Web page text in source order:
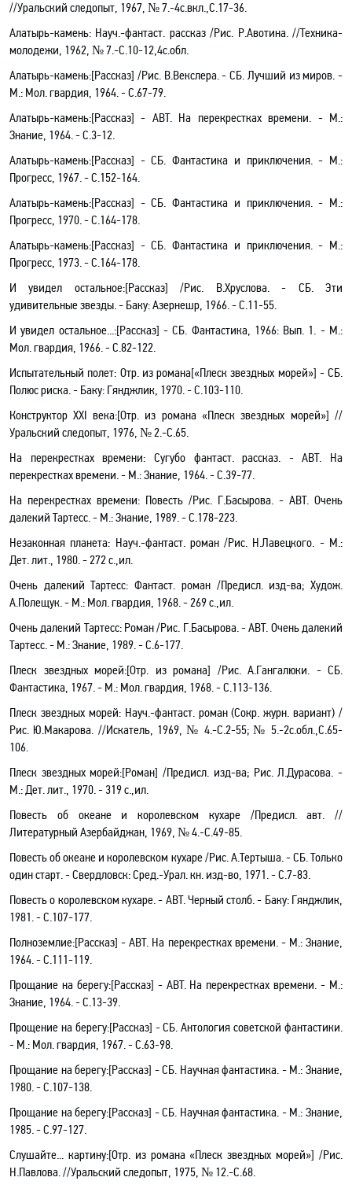
//Уральский следопыт, 1967, № 7.-4с.вкл.,С.17-36.
Алатырь-камень: Науч.-фантаст. рассказ /Рис. Р.Авотина. //Техника-
молодежи, 1962, № 7.-С.10-12,4с.обл.
Алатырь-камень:[Рассказ] /Рис. В.Векслера. - СБ. Лучший из миров. -
М.: Мол.гвардия, 1964. - С.67-79.
Алатырь-камень:[Рассказ] - АВТ. На перекрестках времени. - М.:
Знание, 1964. - С.3-12.
Алатырь-камень:[Рассказ] - СБ. Фантастика и приключения. - М.:
Прогресс, 1967. - С.152-164.
Алатырь-камень:[Рассказ] - СБ. Фантастика и приключения. - М.:
Прогресс, 1970. - С.164-178.
Алатырь-камень:[Рассказ] - СБ. Фантастика и приключения. - М.:
Прогресс, 1973. - С.164-178.
И увидел остальное:[Рассказ] /Рис. В.Хруслова. - СБ. Эти
удивительные звезды. - Баку:Азернешр, 1966. - С.11-55.
И увидел остальное...:[Рассказ] - СБ. Фантастика, 1966: Вып. 1. - М.:
Мол.гвардия, 1966. - С.82-122.
Испытательный полет: Отр. из романа[«Плеск звездных морей»] - СБ.
Полюс риска. - Баку: Гянджлик, 1970. - С.103-110.
Конструктор ХХI века:[Отр. из романа «Плеск звездных морей»] //
Уральский следопыт, 1976, № 2.-С.65.
На перекрестках времени: Сугубо фантаст.рассказ. - АВТ. На
перекрестках времени. - М.: Знание, 1964. - С.39-77.
На перекрестках времени: Повесть /Рис. Г.Басырова. - АВТ. Очень
далекий Тартесс. - М.: Знание, 1989. - С.178-223.
Незаконная планета: Науч.-фантаст. роман /Рис. Н.Лавецкого. - М.:
Дет. лит., 1980. - 272 с.,ил.
Очень далекий Тартесс: Фантаст. роман /Предисл. изд-ва; Худож.
А.Полещук. - М.: Мол. гвардия, 1968. - 269 с.,ил.
Очень далекий Тартесс: Роман /Рис. Г.Басырова. - АВТ. Очень далекий
Тартесс. - М.: Знание, 1989. - С.6-177.
Плеск звездных морей:[Отр. из романа] /Рис. А.Гангалюки. - СБ.
Фантастика, 1967. - М.: Мол.гвардия, 1968. - С.113-136.
Плеск звездных морей: Науч.-фантаст. роман (Сокр.журн. вариант) /
Рис. Ю.Макарова. //Искатель, 1969, № 4.-С.2-55; № 5.-2с.обл.,С.65-
106.
Плеск звездных морей:[Роман] /Предисл. изд-ва; Рис. Л.Дурасова. -
М.: Дет. лит., 1970. - 319 с.,ил.
Повесть об океане и королевском кухаре /Предисл. авт. //
Литературный Азербайджан, 1969, № 4.-С.49-85.
Повесть об океане и королевском кухаре /Рис. А.Тертыша. - СБ. Только
один старт. - Свердловск: Сред.-Урал. кн. изд-во, 1971. - С.7-83.
Повесть о королевском кухаре.- АВТ. Черный столб. - Баку: Гянджлик,
1981. - С.107-177.
Полноземлие:[Рассказ] - АВТ. На перекрестках времени. - М.: Знание,
1964. - С.111-119.
Прощание на берегу:[Рассказ] - АВТ. На перекрестках времени. - М.:
Знание, 1964. - С.13-39.
Прощение на берегу:[Рассказ] - СБ. Антология советской фантастики.
- М.: Мол.гвардия, 1967. - С.63-98.
Прощание на берегу:[Рассказ] - СБ. Научная фантастика. - М.: Знание,
1980. - С.107-138.
Прощание на берегу:[Рассказ] - СБ. Научная фантастика. - М.: Знание,
1985. - С.97-127.
Слушайте... картину:[Отр. из романа «Плеск звездных морей»] /Рис.
Н.Павлова. //Уральский следопыт, 1975, № 12.-С.68.